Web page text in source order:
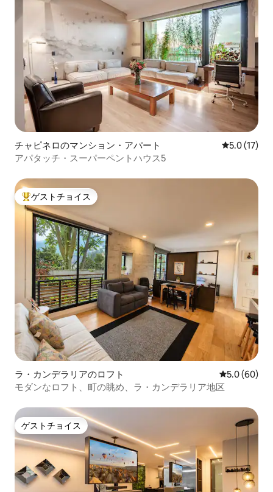
チャピネロのマンション・アパート レビュー17
5.0 (17)
アパタッチ・スーパーペントハウス5
大好評のゲストチョイスです。
ゲストチョイス
ラ・カンデラリアのロフト レビュー60
5.0 (60)
モダンなロフト、町の眺め、ラ・カンデラリア地区
ゲストチョイス
ゲストチョイス